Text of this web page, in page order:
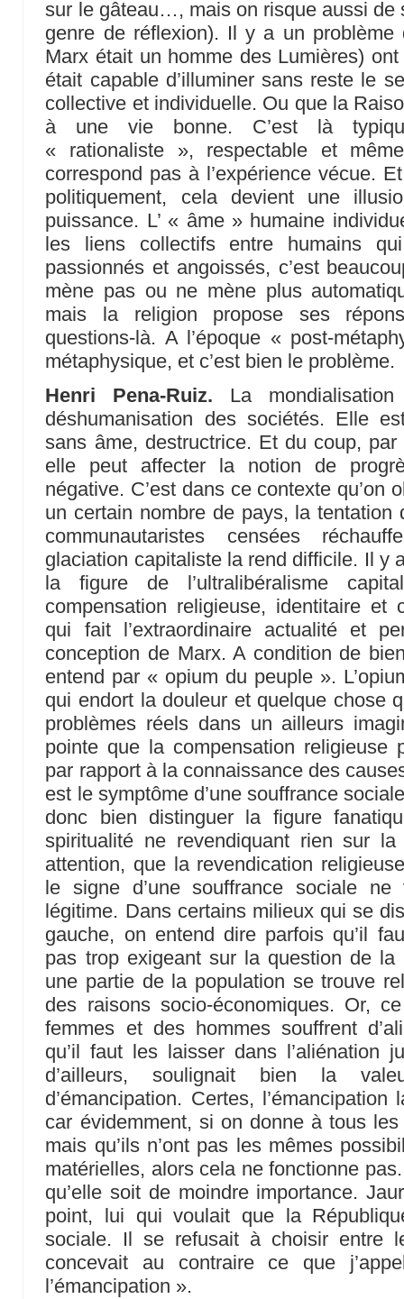
sur le gâteau…, mais on risque aussi de
genre de réflexion). Il y a un
Marx était un homme des Lumières)
était capable d’illuminer sans reste le
collective et individuelle. Ou que la
à une vie bonne. C’est là
« rationaliste », respectable et
correspond pas à l’expérience vécue.
politiquement, cela devient une
puissance. L’ « âme » humaine
les liens collectifs entre humains
passionnés et angoissés, c’est
mène pas ou ne mène plus
mais la religion propose ses
questions-là. A l’époque « post-
métaphysique, et c’est bien le problème.
Henri Pena-Ruiz. La
déshumanisation des sociétés. Elle
sans âme, destructrice. Et du coup,
elle peut affecter la notion de
négative. C’est dans ce contexte qu’on
un certain nombre de pays, la tentation
communautaristes censées
glaciation capitaliste la rend difficile. Il y
la figure de l’ultralibéralisme
compensation religieuse, identitaire et
qui fait l’extraordinaire actualité et
conception de Marx. A condition de
entend par « opium du peuple ».
qui endort la douleur et quelque chose
problèmes réels dans un ailleurs
pointe que la compensation religieuse
par rapport à la connaissance des
est le symptôme d’une souffrance
donc bien distinguer la figure
spiritualité ne revendiquant rien sur
attention, que la revendication
le signe d’une souffrance sociale
légitime. Dans certains milieux qui se
gauche, on entend dire parfois qu’il
pas trop exigeant sur la question de
une partie de la population se trouve
des raisons socio-économiques. Or,
femmes et des hommes souffrent
qu’il faut les laisser dans l’aliénation
d’ailleurs, soulignait bien la
d’émancipation. Certes,
car évidemment, si on donne à tous
mais qu’ils n’ont pas les mêmes
matérielles, alors cela ne fonctionne
qu’elle soit de moindre importance.
point, lui qui voulait que la
sociale. Il se refusait à choisir entre
concevait au contraire ce que
l’émancipation ».